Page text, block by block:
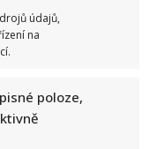
údajů,
na
poloze,